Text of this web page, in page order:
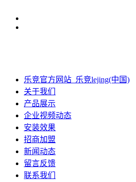
乐竞官方网站_乐竞lejing(中国)
关于我们
产品展示
企业视频动态
安装效果
招商加盟
新闻动态
留言反馈
联系我们